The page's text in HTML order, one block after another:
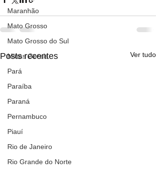
Maranhão
Mato Grosso
Mato Grosso do Sul
Minas Gerais
Pará
Paraíba
Paraná
Pernambuco
Piauí
Rio de Janeiro
Rio Grande do Norte
Posts recentes Ver tudo